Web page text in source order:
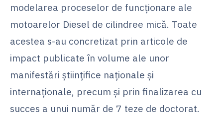
modelarea proceselor de funcţionare ale
motoarelor Diesel de cilindree mică. Toate
acestea s-au concretizat prin articole de
impact publicate în volume ale unor
manifestări ştiinţifice naţionale şi
internaţionale, precum şi prin finalizarea cu
succes a unui număr de 7 teze de doctorat.